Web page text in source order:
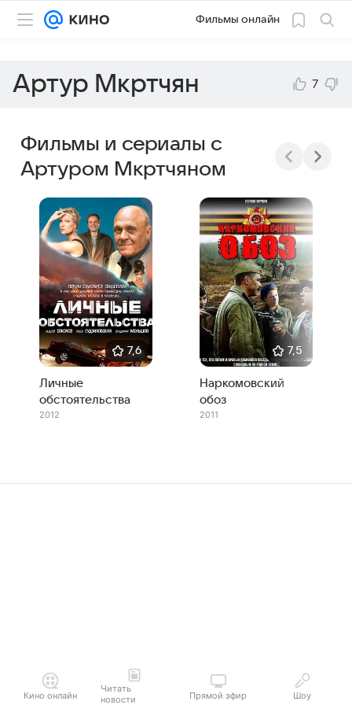
Фильмы онлайн
Артур Мкртчян 7
Фильмы и сериалы с
Артуром Мкртчяном
7,6
Личные
обстоятельства
2012
7,5
Наркомовский
обоз
2011
Кино онлайн
Читать
новости
Прямой эфир Шоу